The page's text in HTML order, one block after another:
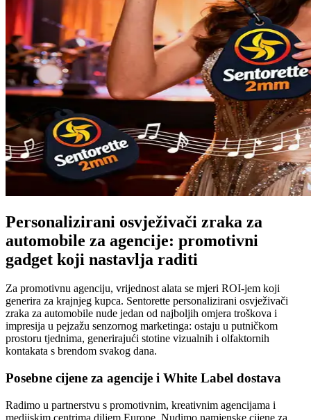
Personalizirani osvježivači zraka za
automobile za agencije: promotivni
gadget koji nastavlja raditi
Za promotivnu agenciju, vrijednost alata se mjeri ROI-jem koji
generira za krajnjeg kupca. Sentorette personalizirani osvježivači
zraka za automobile nude jedan od najboljih omjera troškova i
impresija u pejzažu senzornog marketinga: ostaju u putničkom
prostoru tjednima, generirajući stotine vizualnih i olfaktornih
kontakata s brendom svakog dana.
Posebne cijene za agencije i White Label dostava
Radimo u partnerstvu s promotivnim, kreativnim agencijama i
medijskim centrima diljem Europe. Nudimo namjenske cijene za